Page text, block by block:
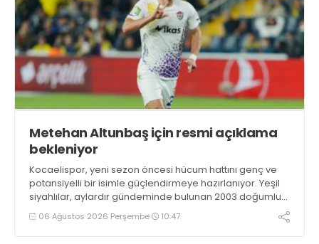
Metehan Altunbaş için resmi açıklama
bekleniyor
Kocaelispor, yeni sezon öncesi hücum hattını genç ve
potansiyelli bir isimle güçlendirmeye hazırlanıyor. Yeşil
siyahlılar, aylardır gündeminde bulunan 2003 doğumlu
santrfor Metehan Altunbaş transferinde sona hayli
yaklaştı.
06 Ağustos 2026 Perşembe 10:47